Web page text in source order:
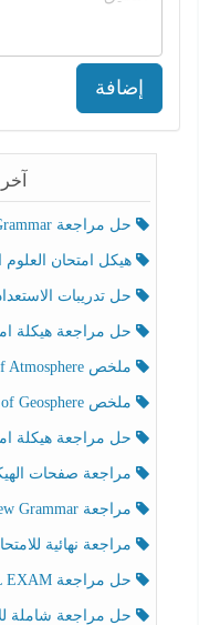
إضافة
حل مراجعة Grammar اللغة الإنجليزية الصف الخامس الفصل الثالث
هيكل امتحان العلوم
حل تدريبات الاستعداد
حل مراجعة هيكلة امتحان
ملخص Effect of Atmosphere حسب الهيكل الوزاري العلوم المتكاملة الصف الخامس انسبير الفصل الثالث
ملخص Effect of Geosphere حسب الهيكل الوزاري العلوم المتكاملة الصف الخامس انسبير الفصل الثالث
حل مراجعة هيكلة امتحان
مراجعة صفحات الهيكل
مراجعة Review Grammar حسب الهيكل اللغة الإنجليزية الصف الخامس الفصل الثالث
مراجعة نهائية للامتحان
حل مراجعة FINAL EXAMاللغة الإنجليزية الصف الخامس الفصل الثالث
حل مراجعة شاملة